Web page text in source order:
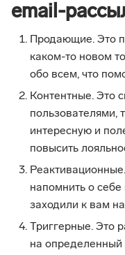
email-
Продающие. Это
каком-то новом
обо всем, что
Контентные. Это
пользователями,
интересную и
повысить
напомнить о
заходили к вам на
Триггерные. Это
на определенный